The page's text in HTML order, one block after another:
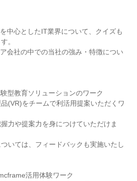
中心としたIT業界について、クイズも
。
会社の中での当社の強み・特徴につい
型教育ソリューションのワーク
(VR)をチームで利活用提案いただくワ
力や提案力を身につけていただけま
いては、フィードバックも実施いたし
活用体験ワーク